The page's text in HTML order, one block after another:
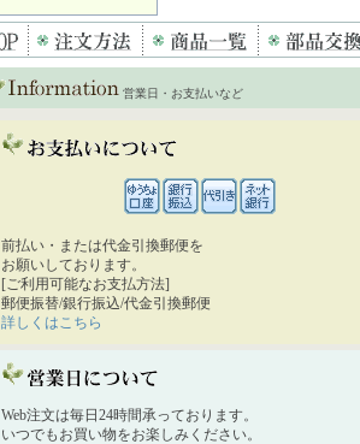
営業日・お支払いなど
前払い・または代金引換郵便を
お願いしております。
[ご利用可能なお支払方法]
郵便振替/銀行振込/代金引換郵便
詳しくはこちら
Web注文は毎日24時間承っております。
いつでもお買い物をお楽しみください。